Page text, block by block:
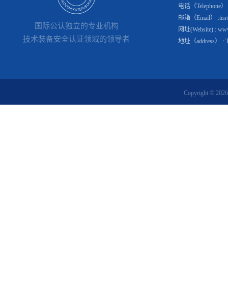
国际公认独立的专业机构
技术装备安全认证领域的领导者
电话（Telephone
邮箱（Email）
网址(Website) :
地址（address） :
Copyright ©